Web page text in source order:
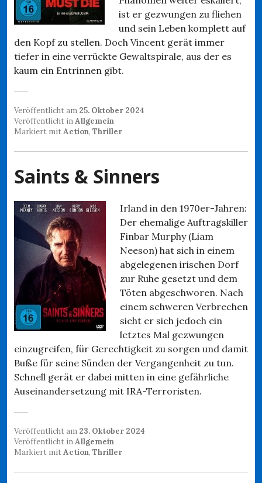
ist er gezwungen zu fliehen
und sein Leben komplett auf
den Kopf zu stellen. Doch Vincent gerät immer
tiefer in eine verrückte Gewaltspirale, aus der es
kaum ein Entrinnen gibt.
Veröffentlicht am 25. Oktober 2024
Veröffentlicht inAllgemein
Markiert mitAction, Thriller
Saints & Sinners
Irland in den 1970er-Jahren:
Der ehemalige Auftragskiller
Finbar Murphy (Liam
Neeson) hat sich in einem
abgelegenen irischen Dorf
zur Ruhe gesetzt und dem
Töten abgeschworen. Nach
einem schweren Verbrechen
sieht er sich jedoch ein
letztes Mal gezwungen
einzugreifen, für Gerechtigkeit zu sorgen und damit
Buße für seine Sünden der Vergangenheit zu tun.
Schnell gerät er dabei mitten in eine gefährliche
Auseinandersetzung mit IRA-Terroristen.
Veröffentlicht am 23. Oktober 2024
Veröffentlicht inAllgemein
Markiert mitAction, Thriller